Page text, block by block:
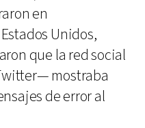
en
Unidos,
que la red social
mostraba
de error al